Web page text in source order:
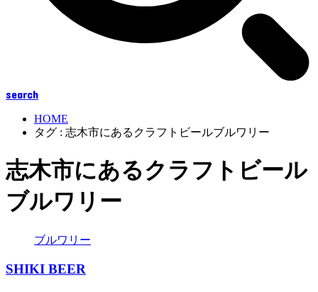
search
HOME
タグ : 志木市にあるクラフトビールブルワリー
志木市にあるクラフトビール
ブルワリー
ブルワリー
SHIKI BEER